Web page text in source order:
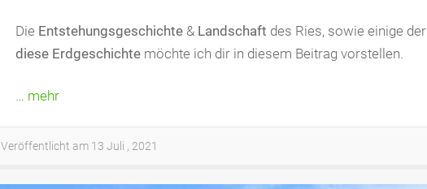
Die Entstehungsgeschichte & Landschaft des Ries, sowie einige der
diese Erdgeschichte möchte ich dir in diesem Beitrag vorstellen.
… mehr
Veröffentlicht am 13 Juli , 2021